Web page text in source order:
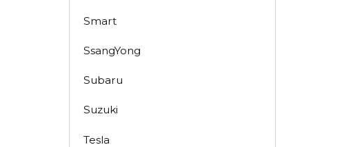
Smart
SsangYong
Subaru
Suzuki
Tesla